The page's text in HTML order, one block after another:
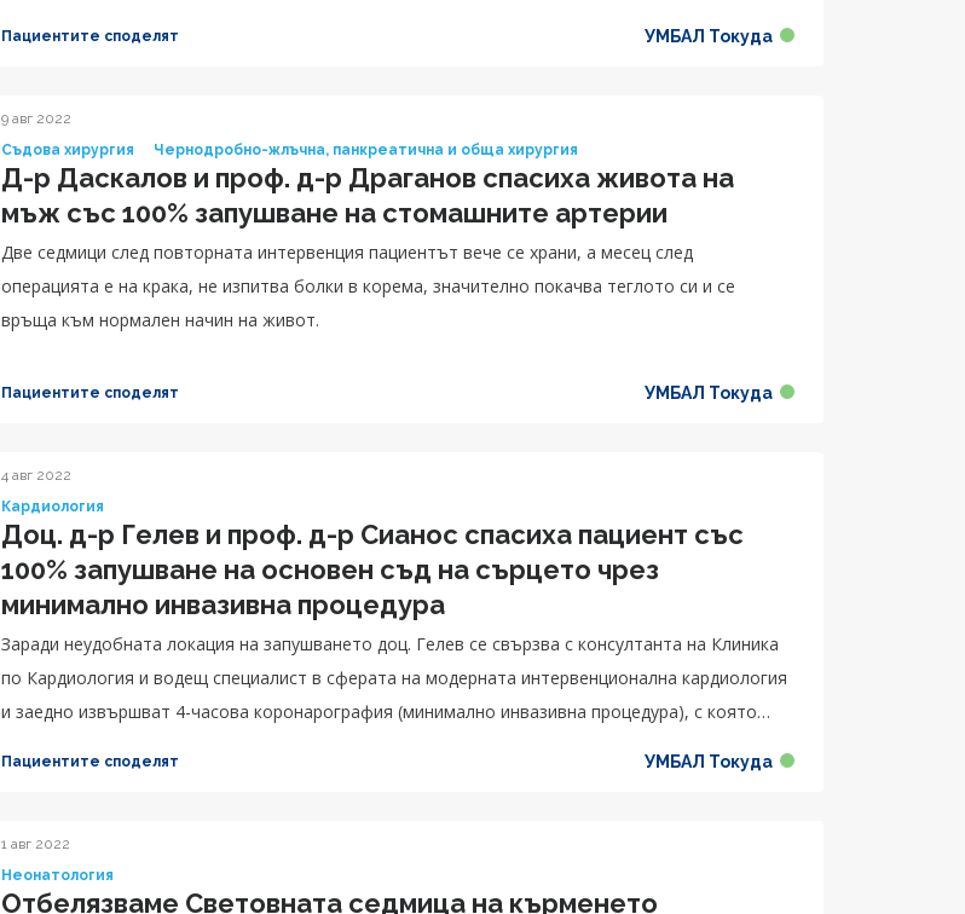
решение. Просто са един страхотен екип от най-добрите специалисти, невероятна
колаборация. Много съм им благодарен. На първо място са добри диагностици, след това –
велики в това, което правят.“, споделя Венко.
Пациентите споделят УМБАЛ Токуда
9 авг 2022
Съдова хирургия
Чернодробно-жлъчна, панкреатична и обща хирургия
Д-р Даскалов и проф. д-р Драганов спасиха живота на
мъж със 100% запушване на стомашните артерии
Две седмици след повторната интервенция пациентът вече се храни, а месец след
операцията е на крака, не изпитва болки в корема, значително покачва теглото си и се
връща към нормален начин на живот.
Пациентите споделят УМБАЛ Токуда
4 авг 2022
Кардиология
Доц. д-р Гелев и проф. д-р Сианос спасиха пациент със
100% запушване на основен съд на сърцето чрез
минимално инвазивна процедура
Заради неудобната локация на запушването доц. Гелев се свързва с консултанта на Клиника
по Кардиология и водещ специалист в сферата на модерната интервенционална кардиология
и заедно извършват 4-часова коронарография (минимално инвазивна процедура), с която
Пациентите споделят УМБАЛ Токуда
1 авг 2022
Неонатология
Отбелязваме Световната седмица на кърменето